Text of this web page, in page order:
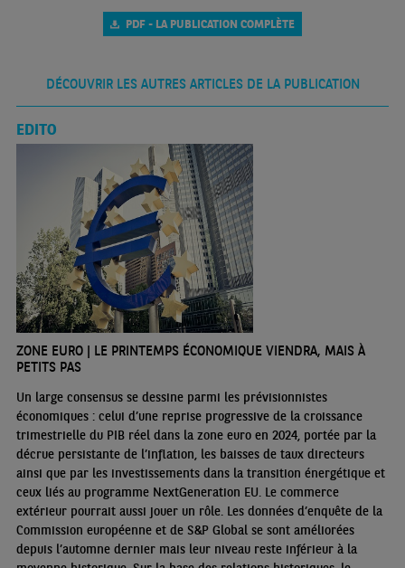
PDF - LA PUBLICATION COMPLÈTE
DÉCOUVRIR LES AUTRES ARTICLES DE LA PUBLICATION
EDITO
ZONE EURO | LE PRINTEMPS ÉCONOMIQUE VIENDRA, MAIS À
PETITS PAS
Un large consensus se dessine parmi les prévisionnistes
économiques : celui d’une reprise progressive de la croissance
trimestrielle du PIB réel dans la zone euro en 2024, portée par la
décrue persistante de l’inflation, les baisses de taux directeurs
ainsi que par les investissements dans la transition énergétique et
ceux liés au programme NextGeneration EU. Le commerce
extérieur pourrait aussi jouer un rôle. Les données d’enquête de la
Commission européenne et de S&P Global se sont améliorées
depuis l’automne dernier mais leur niveau reste inférieur à la